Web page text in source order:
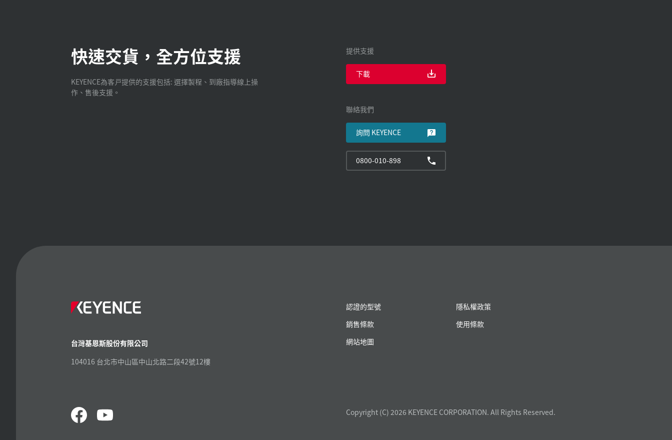
快速交貨，全方位支援
KEYENCE為客戸提供的支援包括: 選擇製程、到廠指導線上操
作、售後支援。
提供支援
下載
聯絡我們
詢問 KEYENCE
0800-010-898
台灣基恩斯股份有限公司
104016 台北市中山區中山北路二段42號12樓
認證的型號
隱私權政策
銷售條款
使用條款
網站地圖
Copyright (C) 2026 KEYENCE CORPORATION. All Rights Reserved.